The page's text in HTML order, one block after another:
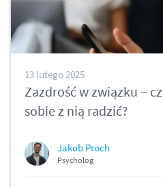
13 lutego 2025
Zazdrość w związku –
sobie z nią radzić?
Jakob Proch
Psycholog